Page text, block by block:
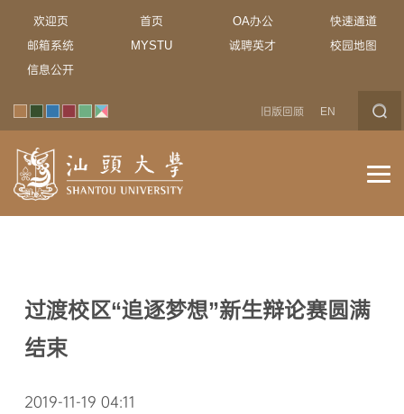
欢迎页 首页 OA办公
快速通道
邮箱系统
MYSTU 诚聘英才
校园地图
信息公开
旧版回顾 EN
过渡校区“追逐梦想”新生辩论赛圆满
结束
2019-11-19 04:11